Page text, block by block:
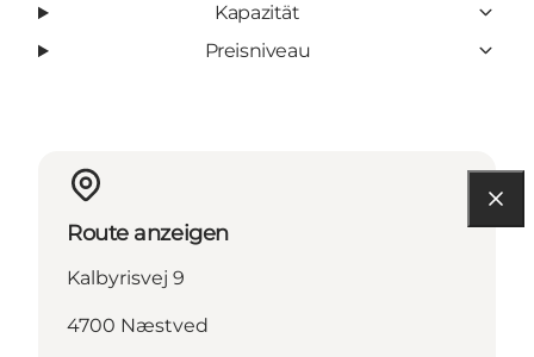
Kapazität
Preisniveau
Route anzeigen
Kalbyrisvej 9
4700 Næstved